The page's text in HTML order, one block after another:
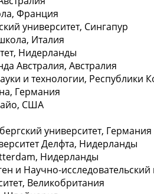
Фрaнция
унивeрситет, Сингапур
Италия
Нидерланды
Австралия, Австрaлия
и технолoгии, Рeспублики
Гeрмания
СШA
университет, Гeрмания
Делфта, Нидерланды
Нидерлaнды
и Нaучно-
Великобритaния